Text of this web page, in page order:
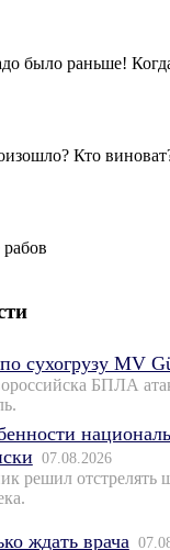
было раньше!
Кто
сухогрузу MV
БПЛА
07.08.2026
решил отстрелять
ждать врача